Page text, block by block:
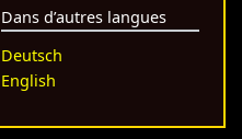
Dans d’autres langues
Deutsch
English